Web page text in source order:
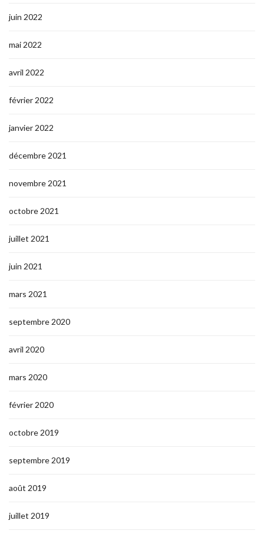
juin 2022
mai 2022
avril 2022
février 2022
janvier 2022
décembre 2021
novembre 2021
octobre 2021
juillet 2021
juin 2021
mars 2021
septembre 2020
avril 2020
mars 2020
février 2020
octobre 2019
septembre 2019
août 2019
juillet 2019